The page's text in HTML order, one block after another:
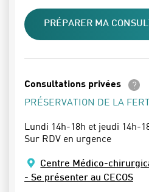
PRÉPARER MA
Consultations privées En
PRÉSERVATION DE LA
Lundi 14h-18h et jeudi 14h-
Sur RDV en urgence
Centre Médico-
- Se présenter au CECOS